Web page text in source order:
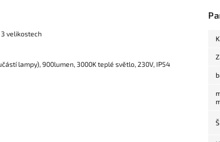
velikostech
lampy), 900lumen, 3000K teplé světlo, 230V, IP54